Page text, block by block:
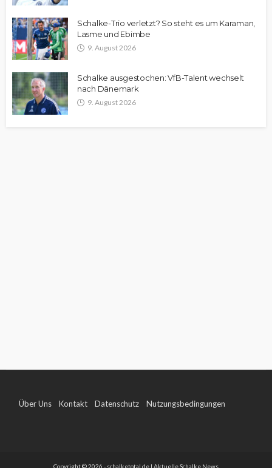
Schalke-Trio verletzt? So steht es um Karaman,
Lasme und Ebimbe
9. August 2026
Schalke ausgestochen: VfB-Talent wechselt
nach Dänemark
9. August 2026
Über Uns Kontakt Datenschutz Nutzungsbedingungen
Copyright © 2026 - schalketotal.de | Aktuelle Schalke News